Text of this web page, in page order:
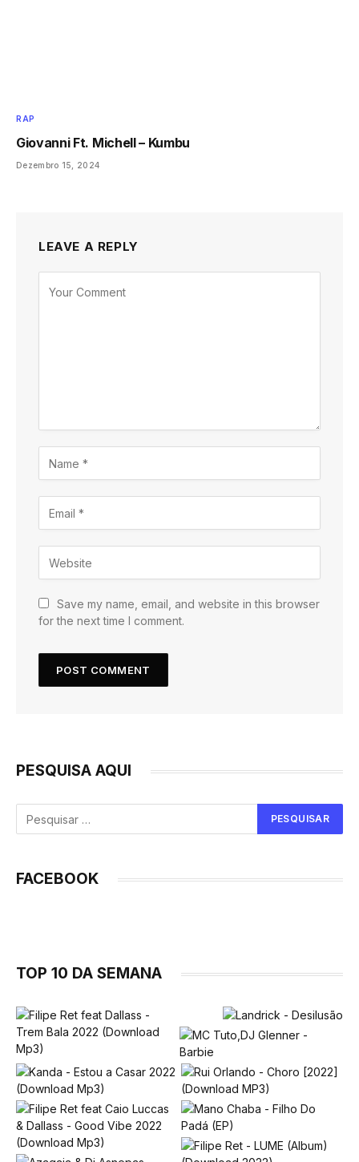
RAP
Giovanni Ft. Michell – Kumbu
Dezembro 15, 2024
LEAVE A REPLY
Save my name, email, and website in this browser
for the next time I comment.
PESQUISA AQUI
FACEBOOK
TOP 10 DA SEMANA